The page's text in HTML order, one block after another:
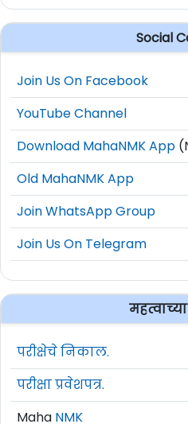
Social
Join Us On Facebook
YouTube Channel
Download MahaNMK App
Old MahaNMK App
Join WhatsApp Group
Join Us On Telegram
परीक्षेचे निकाल.
परीक्षा प्रवेशपत्र.
Maha NMK